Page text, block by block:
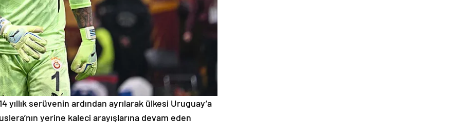
serüvenin ardından ayrılarak ülkesi Uruguay’a
yerine kaleci arayışlarına devam eden